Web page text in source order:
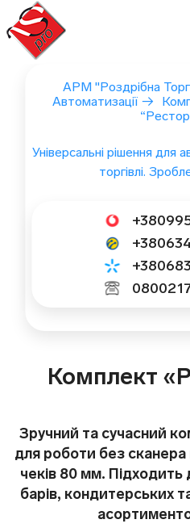
Перейти
до
вмісту
АРМ "Роздрібна
Автоматизації →
Універсальні рішення для
торгівлі.
Комплект
Зручний та сучасний
для роботи без
чеків 80 мм. Підходить
барів, кондитерських